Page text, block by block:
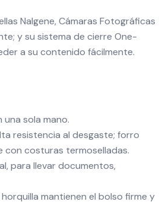
Nalgene, Cámaras Fotográficas
y su sistema de cierre One-
a su contenido fácilmente.
sola mano.
resistencia al desgaste; forro
con costuras termoselladas.
para llevar documentos,
mantienen el bolso firme y